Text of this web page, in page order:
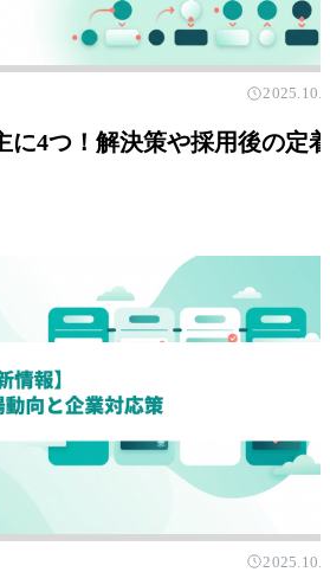
に4つ！解決策や採用後の定